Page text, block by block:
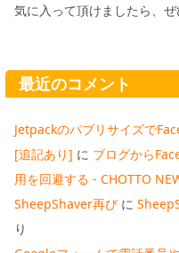
気に入って頂けましたら、ぜ
最近のコメント
Jetpackのパブリサイズで
[追記あり] に ブログから
用を回避する - CHOTTO
SheepShaver再び に
り